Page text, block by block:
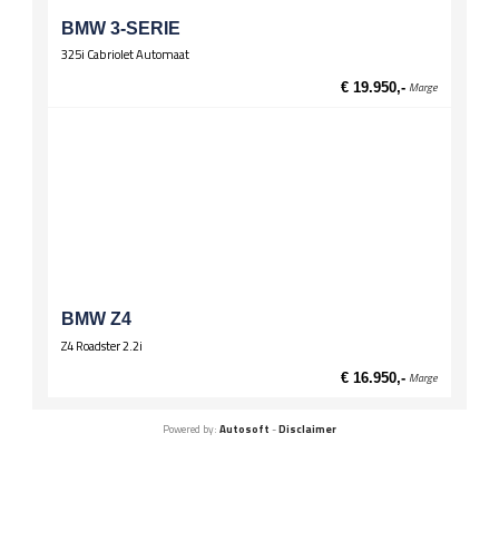
BMW 3-SERIE
325i Cabriolet Automaat
€ 19.950,- Marge
BMW Z4
Z4 Roadster 2.2i
€ 16.950,- Marge
Powered by: Autosoft -Disclaimer